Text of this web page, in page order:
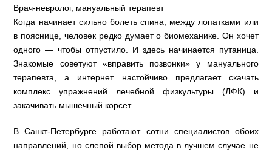
Врач-невролог, мануальный терапевт
Когда начинает сильно болеть спина, между лопатками или
в пояснице, человек редко думает о биомеханике. Он хочет
одного — чтобы отпустило. И здесь начинается путаница.
Знакомые советуют «вправить позвонки» у мануального
терапевта, а интернет настойчиво предлагает скачать
комплекс упражнений лечебной физкультуры (ЛФК) и
закачивать мышечный корсет.
В Санкт-Петербурге работают сотни специалистов обоих
направлений, но слепой выбор метода в лучшем случае не